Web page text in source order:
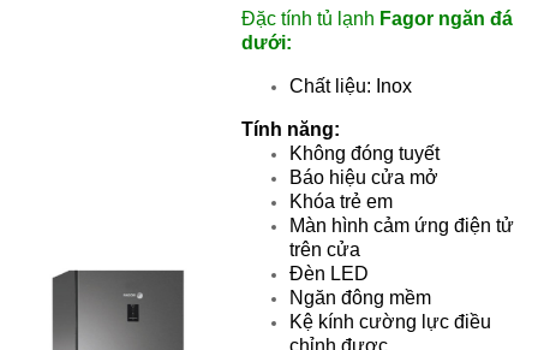
Đặc tính tủ lạnh Fagor ngăn đá
dưới:
Chất liệu: Inox
Tính năng:
Không đóng tuyết
Báo hiệu cửa mở
Khóa trẻ em
Màn hình cảm ứng điện tử
trên cửa
Đèn LED
Ngăn đông mềm
Kệ kính cường lực điều